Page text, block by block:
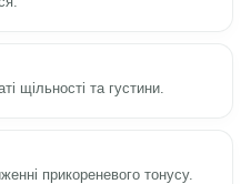
щільності та густини.
прикореневого тонусу.